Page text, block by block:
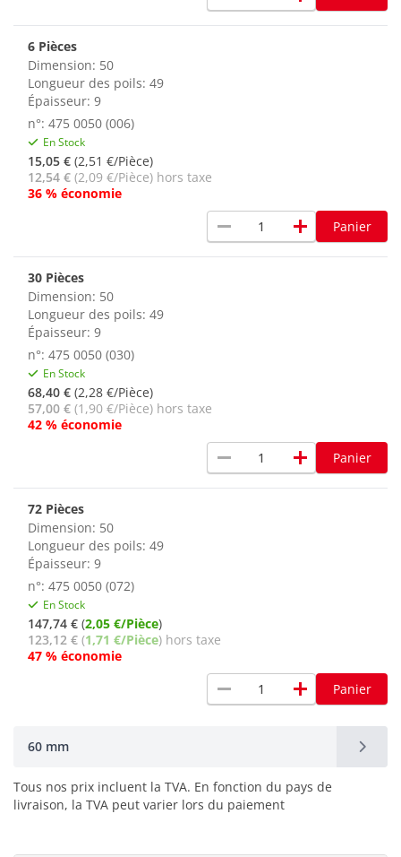
6 Pièces
Dimension: 50
Longueur des poils: 49
Épaisseur: 9
n°: 475 0050 (006)
En Stock
15,05 € (2,51 €/Pièce)
12,54 € (2,09 €/Pièce) hors taxe
36 % économie
remove add Panier
30 Pièces
Dimension: 50
Longueur des poils: 49
Épaisseur: 9
n°: 475 0050 (030)
En Stock
68,40 € (2,28 €/Pièce)
57,00 € (1,90 €/Pièce) hors taxe
42 % économie
remove add Panier
72 Pièces
Dimension: 50
Longueur des poils: 49
Épaisseur: 9
n°: 475 0050 (072)
En Stock
147,74 € (2,05 €/Pièce)
123,12 € (1,71 €/Pièce) hors taxe
47 % économie
remove add Panier
60 mm
Tous nos prix incluent la TVA. En fonction du pays de
livraison, la TVA peut varier lors du paiement